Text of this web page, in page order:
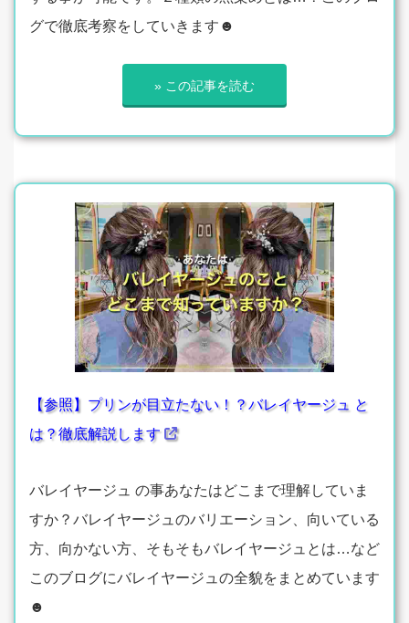
グで徹底考察をしていきます☻
» この記事を読む
【参照】プリンが目立たない！？バレイヤージュ と
は？徹底解説します
バレイヤージュ の事あなたはどこまで理解していま
すか？バレイヤージュのバリエーション、向いている
方、向かない方、そもそもバレイヤージュとは…など
このブログにバレイヤージュの全貌をまとめています
☻